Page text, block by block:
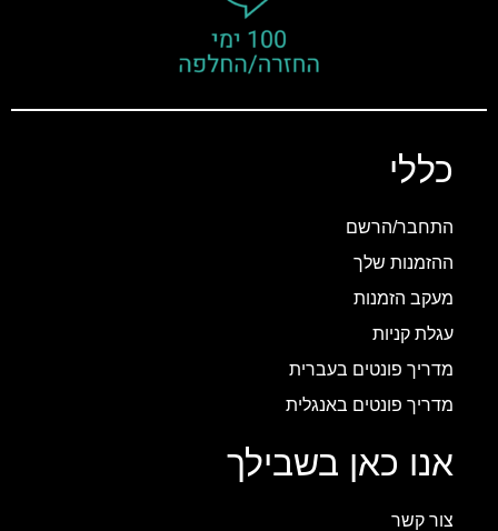
כללי
התחבר/הרשם
ההזמנות שלך
מעקב הזמנות
עגלת קניות
מדריך פונטים בעברית
מדריך פונטים באנגלית
אנו כאן בשבילך
צור קשר